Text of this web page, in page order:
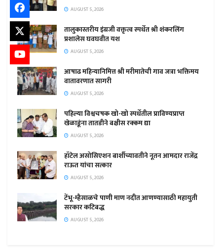
AUGUST 5, 2026
तालुकास्तरीय इंग्रजी वक्तृत्व स्पर्धेत श्री शंकरलिंग
प्रशालेस घवघवीत यश
AUGUST 5, 2026
आषाढ महिन्यानिमित्त श्री मरीमातेची गाव जत्रा भक्तिमय
वातावरणात सागरी
AUGUST 5, 2026
पहिल्या विश्वचषक खो-खो स्पर्धेतील प्राविण्यप्राप्त
खेळाडूंना तातडीने बक्षीस रक्कम द्या
AUGUST 5, 2026
हॉटेल असोसिएशन बार्शीच्यावतीने नूतन आमदार राजेंद्र
राऊत यांचा सत्कार
AUGUST 5, 2026
टेंभू-म्हैसाळचे पाणी माण नदीत आणण्यासाठी महायुती
सरकार कटिबद्ध
AUGUST 5, 2026